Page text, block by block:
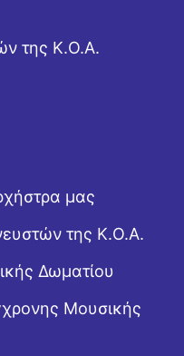
της Κ.Ο.Α.
μας
της Κ.Ο.Α.
Δωματίου
Μουσικής